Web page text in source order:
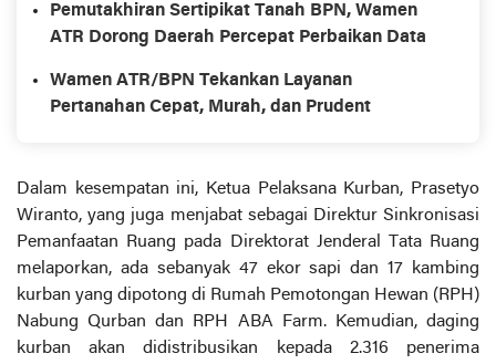
Pemutakhiran Sertipikat Tanah BPN, Wamen
ATR Dorong Daerah Percepat Perbaikan Data
Wamen ATR/BPN Tekankan Layanan
Pertanahan Cepat, Murah, dan Prudent
Dalam kesempatan ini, Ketua Pelaksana Kurban, Prasetyo
Wiranto, yang juga menjabat sebagai Direktur Sinkronisasi
Pemanfaatan Ruang pada Direktorat Jenderal Tata Ruang
melaporkan, ada sebanyak 47 ekor sapi dan 17 kambing
kurban yang dipotong di Rumah Pemotongan Hewan (RPH)
Nabung Qurban dan RPH ABA Farm. Kemudian, daging
kurban akan didistribusikan kepada 2.316 penerima